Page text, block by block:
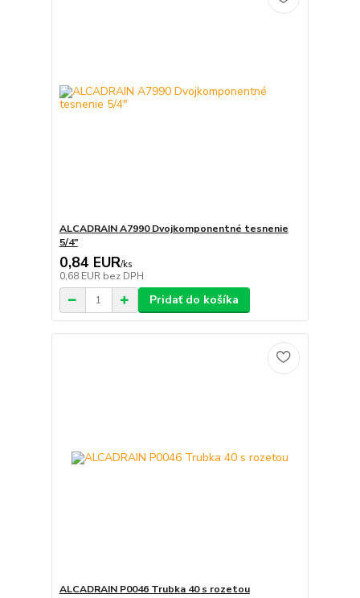
ALCADRAIN A7990 Dvojkomponentné tesnenie
5/4"
0,84 EUR/ks
0,68 EUR bez DPH
Pridať do košíka
ALCADRAIN P0046 Trubka 40 s rozetou